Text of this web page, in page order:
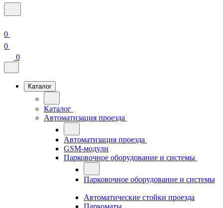
0
0
0
Каталог
Каталог
Автоматизация проезда
Автоматизация проезда
GSM-модули
Парковочное оборудование и системы
Парковочное оборудование и системы
Автоматические стойки проезда
Паркоматы